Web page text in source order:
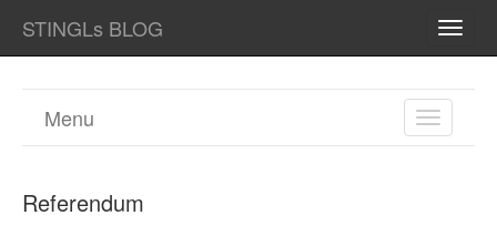
STINGLs BLOG
TOGGLE
Menu
Referendum